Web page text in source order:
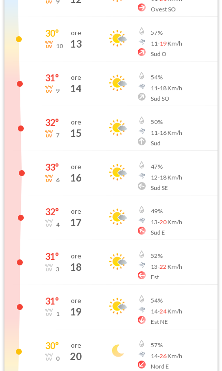
Ovest SO
30°
10
ore
13
57%
11-19Km/h
Sud O
31°
9
ore
14
54%
11-18Km/h
Sud SO
32°
7
ore
15
50%
11-16Km/h
Sud
33°
6
ore
16
47%
12-18Km/h
Sud SE
32°
4
ore
17
49%
13-20Km/h
Sud E
31°
3
ore
18
52%
13-22 Km/h
Est
31°
1
ore
19
54%
14-24Km/h
Est NE
30°
0
ore
20
57%
14-26Km/h
Nord E